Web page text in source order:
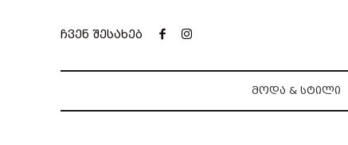
ჩვენ შესახებ
ᲛᲝᲓᲐ & ᲡᲢᲘᲚᲘ